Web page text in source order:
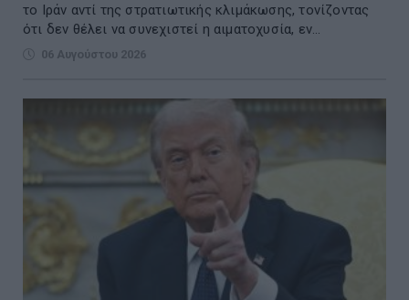
το Ιράν αντί της στρατιωτικής κλιμάκωσης, τονίζοντας
ότι δεν θέλει να συνεχιστεί η αιματοχυσία, εν...
06 Αυγούστου 2026